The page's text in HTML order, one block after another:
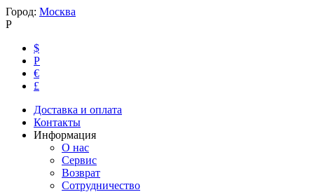
Город: Москва
Р
$
Р
€
£
Доставка и оплата
Контакты
Информация
О нас
Сервис
Возврат
Сотрудничество